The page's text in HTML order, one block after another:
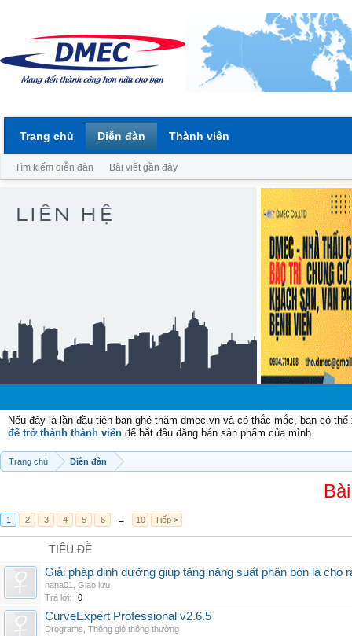
Nếu đây là lần đầu tiên bạn ghé thăm dmec.vn và có thắc mắc, bạn có
để trở thành thành viên để bắt đầu đăng bán sản phẩm của mình.
Trang chủ Diễn đàn
1 2 3 4 5 6 → 10 Tiếp >
TIÊU ĐỀ
Giải pháp dinh dưỡng giúp tăng năng suất phân bón lá cho
nana01
Giao lưu
Trả lời:
0
CurveExpert Professional v2.6.5
Drograms Thông gió thông thường
Trang chủ Diễn đàn
Tìm kiếm diễn đàn Bài viết gần đây
Thành viên